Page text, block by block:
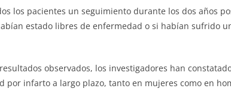
los pacientes un seguimiento durante los dos años
estado libres de enfermedad o si habían sufrido
observados, los investigadores han
por infarto a largo plazo, tanto en mujeres como en